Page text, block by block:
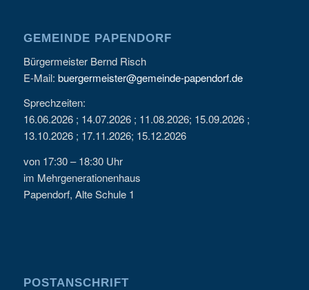
GEMEINDE PAPENDORF
Bürgermeister Bernd Risch
E-Mail: buergermeister@gemeinde-papendorf.de
Sprechzeiten:
16.06.2026 ; 14.07.2026 ; 11.08.2026; 15.09.2026 ;
13.10.2026 ; 17.11.2026; 15.12.2026
von 17:30 – 18:30 Uhr
im Mehrgenerationenhaus
Papendorf, Alte Schule 1
POSTANSCHRIFT